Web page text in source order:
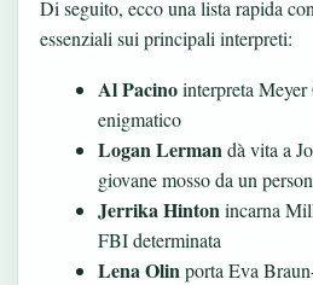
Di seguito, ecco una lista rapida
essenziali sui principali interpreti:
Al Pacinointerpreta
enigmatico
Logan Lerman dà vita a
giovane mosso da un
Jerrika Hinton incarna
FBI determinata
Lena Olin porta Eva